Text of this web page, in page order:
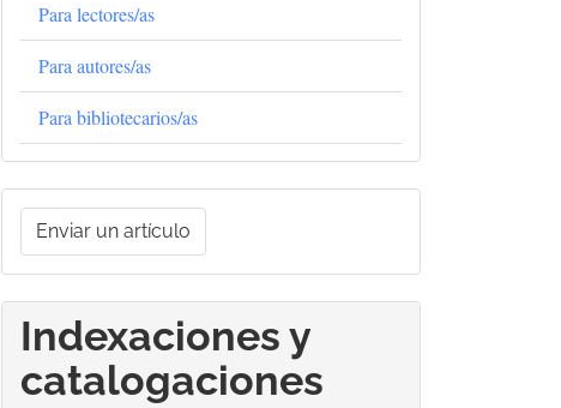
Para lectores/as
Para autores/as
Para bibliotecarios/as
Enviar
un
artículo
Enviar un artículo
Indexaciones y
catalogaciones